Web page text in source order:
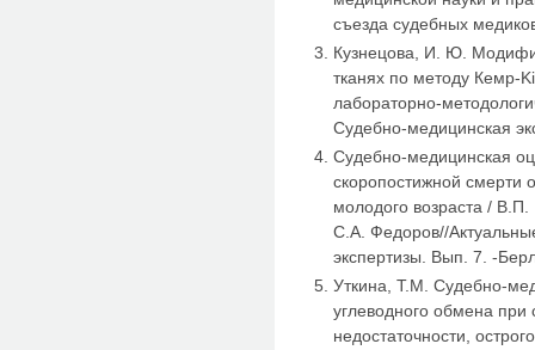
съезда судебных
Кузнецова, И. Ю.
тканях по методу Кемр-
лабораторно-
Судебно-медицинская
Судебно-медицинская
скоропостижной смерти
молодого возраста /
С.А. Федоров//
экспертизы. Вып. 7. -
Уткина, Т.М. Судебно-
углеводного обмена при
недостаточности,